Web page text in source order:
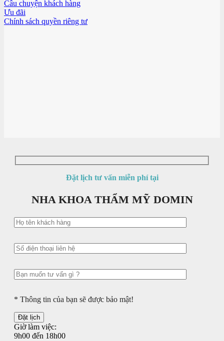
Câu chuyện khách hàng
Ưu đãi
Chính sách quyền riêng tư
Đặt lịch tư vấn miễn phí tại
NHA KHOA THẨM MỸ DOMIN
* Thông tin của bạn sẽ được bảo mật!
Giờ làm việc:
9h00 đến 18h00